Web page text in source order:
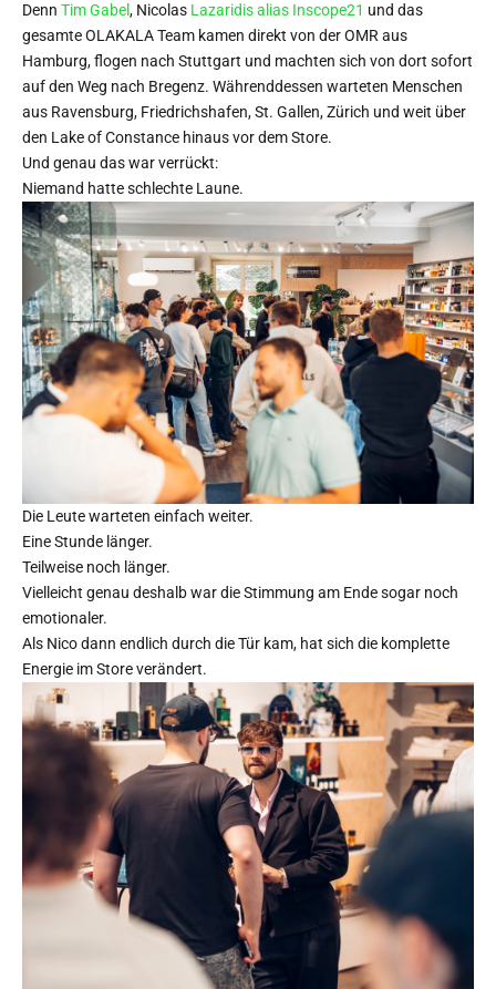
Denn Tim Gabel, Nicolas Lazaridis alias Inscope21 und das
gesamte OLAKALA Team kamen direkt von der OMR aus
Hamburg, flogen nach Stuttgart und machten sich von dort sofort
auf den Weg nach Bregenz. Währenddessen warteten Menschen
aus Ravensburg, Friedrichshafen, St. Gallen, Zürich und weit über
den Lake of Constance hinaus vor dem Store.
Und genau das war verrückt:
Niemand hatte schlechte Laune.
Die Leute warteten einfach weiter.
Eine Stunde länger.
Teilweise noch länger.
Vielleicht genau deshalb war die Stimmung am Ende sogar noch
emotionaler.
Als Nico dann endlich durch die Tür kam, hat sich die komplette
Energie im Store verändert.